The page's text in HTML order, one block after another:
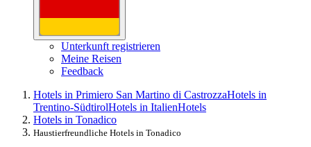
Unterkunft registrieren
Meine Reisen
Feedback
Hotels in Primiero San Martino di CastrozzaHotels in
Trentino-SüdtirolHotels in ItalienHotels
Hotels in Tonadico
Haustierfreundliche Hotels in Tonadico